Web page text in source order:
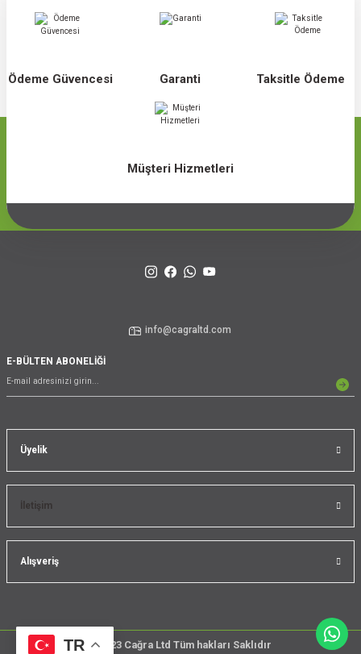
Ödeme Güvencesi Garanti Taksitle Ödeme
Müşteri Hizmetleri
Üyelik
İletişim
Alışveriş
TR
info@cagraltd.com
E-BÜLTEN ABONELİĞİ
@2023 Cağra Ltd Tüm hakları Saklıdır